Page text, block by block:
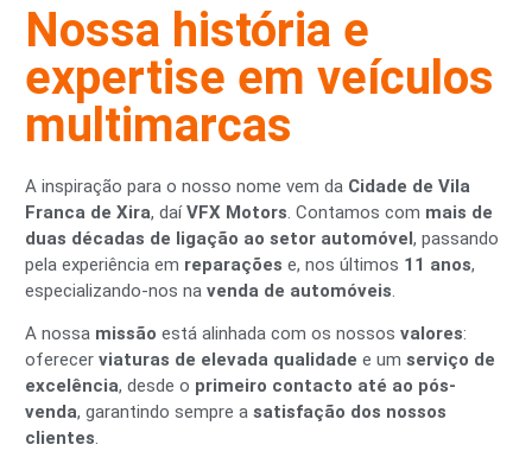
Nossa história e
expertise em veículos
multimarcas
A inspiração para o nosso nome vem da Cidade de Vila
Franca de Xira, daíVFX Motors. Contamos com mais de
duas décadas de ligação ao setor automóvel, passando
pela experiência em reparações e, nos últimos 11 anos,
especializando-nos navenda de automóveis.
A nossa missão está alinhada com os nossosvalores:
oferecerviaturas de elevada qualidade e umserviço de
excelência, desde o primeiro contacto até ao pós-
venda, garantindo sempre asatisfação dos nossos
clientes.